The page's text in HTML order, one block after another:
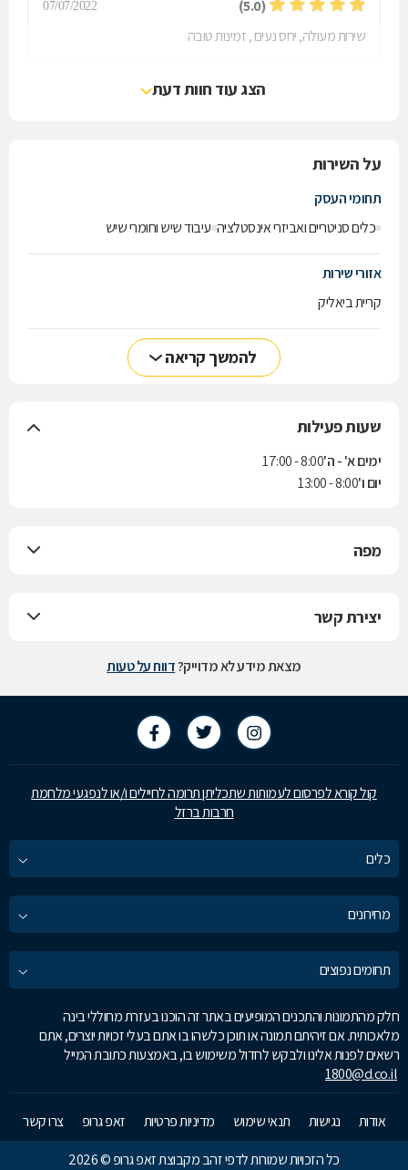
(5.0)
07/07/2022
שירות מעולה, יחס נעים , זמינות טובה
הצג עוד חוות דעת
על השירות
תחומי העסק
כלים סניטריים ואביזרי אינסטלציה עיבוד שיש וחומרי שיש
אזורי שירות
קריית ביאליק
להמשך קריאה
שעות פעילות
ימים א' - ה'8:00 - 17:00
יום ו'8:00 - 13:00
מפה
יצירת קשר
מצאת מידע לא מדוייק?דווח על טעות
קול קורא לפרסום לעמותות שתכליתן תרומה לחיילים ו/או לנפגעי מלחמת
חרבות ברזל
כלים
מחירונים
תחומים נפוצים
חלק מהתמונות והתכנים המופיעים באתר זה הוכנו בעזרת מחוללי בינה
מלאכותית. אם זיהיתם תמונה או תוכן כלשהו בו אתם בעלי זכויות יוצרים, אתם
רשאים לפנות אלינו ולבקש לחדול משימוש בו, באמצעות כתובת המייל
1800@d.co.il
אודות נגישות תנאי שימוש מדיניות פרטיות זאפ גרופ
צרו קשר
כל הזכויות שמורות לדפי זהב מקבוצת זאפ גרופ © 2026